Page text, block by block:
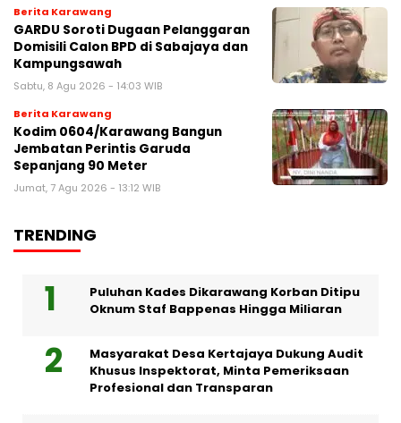
Berita Karawang
GARDU Soroti Dugaan Pelanggaran
Domisili Calon BPD di Sabajaya dan
Kampungsawah
Sabtu, 8 Agu 2026 - 14:03 WIB
Berita Karawang
Kodim 0604/Karawang Bangun
Jembatan Perintis Garuda
Sepanjang 90 Meter
Jumat, 7 Agu 2026 - 13:12 WIB
TRENDING
Puluhan Kades Dikarawang Korban Ditipu
Oknum Staf Bappenas Hingga Miliaran
Masyarakat Desa Kertajaya Dukung Audit
Khusus Inspektorat, Minta Pemeriksaan
Profesional dan Transparan